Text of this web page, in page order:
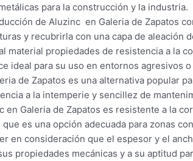
para la construcción y la industria.
de Aluzinc en Galeria de Zapatos
y recubrirla con una capa de aleación
material propiedades de resistencia a la
ideal para su uso en entornos agresivos
de Zapatos es una alternativa popular
a la intemperie y sencillez de
en Galeria de Zapatos es resistente a la
que es una opción adecuada para zonas
en consideración que el espesor y el
propiedades mecánicas y a su aptitud